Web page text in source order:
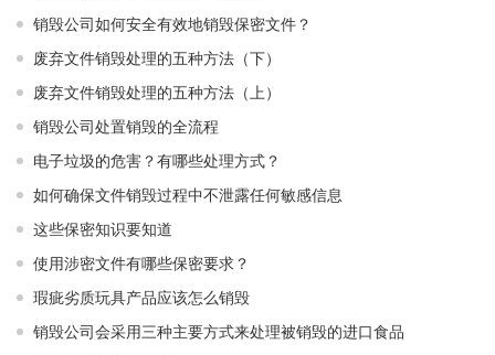
销毁公司如何安全有效地销毁保密文件？
废弃文件销毁处理的五种方法（下）
废弃文件销毁处理的五种方法（上）
销毁公司处置销毁的全流程
电子垃圾的危害？有哪些处理方式？
如何确保文件销毁过程中不泄露任何敏感信息
这些保密知识要知道
使用涉密文件有哪些保密要求？
瑕疵劣质玩具产品应该怎么销毁
销毁公司会采用三种主要方式来处理被销毁的进口食品